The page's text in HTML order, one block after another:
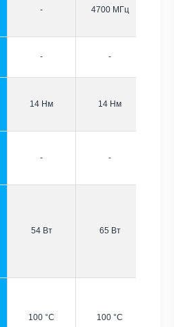
- 4700 МГц
- -
14 Нм 14 Нм
- -
54 Вт 65 Вт
100 °C 100 °C